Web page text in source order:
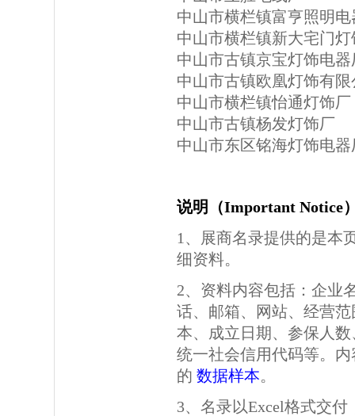
中山市横栏镇富亨照明电
中山市横栏镇新大宅门
中山市古镇京宝灯饰电器
中山市古镇欧凰灯饰有限
中山市横栏镇怡通灯饰厂
中山市古镇杨发灯饰厂
中山市东区铭海灯饰电器
说明（Important Notice
1、展商名录提供的是本
细资料。
2、资料内容包括：企业
话、邮箱、网站、经营
本、成立日期、参保人
统一社会信用代码等。
的 数据样本。
3、名录以Excel格式交